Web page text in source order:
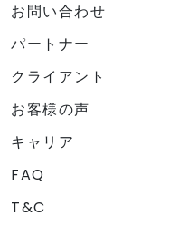
お問い合わせ
パートナー
クライアント
お客様の声
キャリア
FAQ
T&C